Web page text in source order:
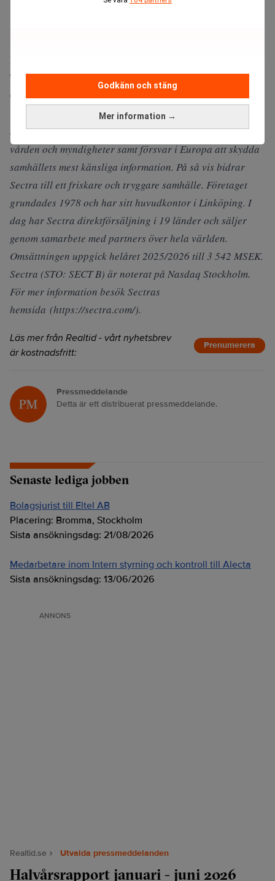
Mer information →
Godkänn och stäng
För ytterligare information:
Torbjörn Kronander, koncernchef och vd, Sectra AB, tel
0705 23 52 27
Sectra hjälper sjukhus världen över att effektivisera
vården och myndigheter samt försvar i Europa att skydda
samhällets mest känsliga information. På så vis bidrar
Sectra till ett friskare och tryggare samhälle. Företaget
grundades 1978 och har sitt huvudkontor i Linköping. I
dag har Sectra direktförsäljning i 19 länder och säljer
genom samarbete med partners över hela världen.
Omsättningen uppgick helåret 2025/2026 till 3 542 MSEK.
Sectra (STO: SECT B) är noterat på Nasdaq Stockholm.
För mer information besök Sectras
hemsida (https://sectra.com/).
Läs mer från Realtid - vårt nyhetsbrev
är kostnadsfritt:
Prenumerera
Pressmeddelande
Detta är ett distribuerat pressmeddelande.
Senaste lediga jobben
Bolagsjurist till Eltel AB
Placering: Bromma, Stockholm
Sista ansökningsdag: 21/08/2026
Medarbetare inom Intern styrning och kontroll till Alecta
Sista ansökningsdag: 13/06/2026
ANNONS
Realtid.se Utvalda pressmeddelanden
Halvårsrapport januari - juni 2026